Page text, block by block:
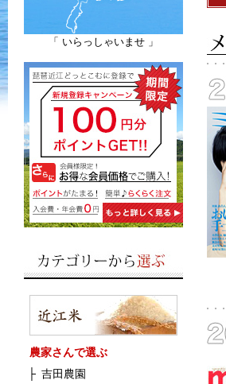
「 いらっしゃいませ 」
農家さんで選ぶ
├ 吉田農園